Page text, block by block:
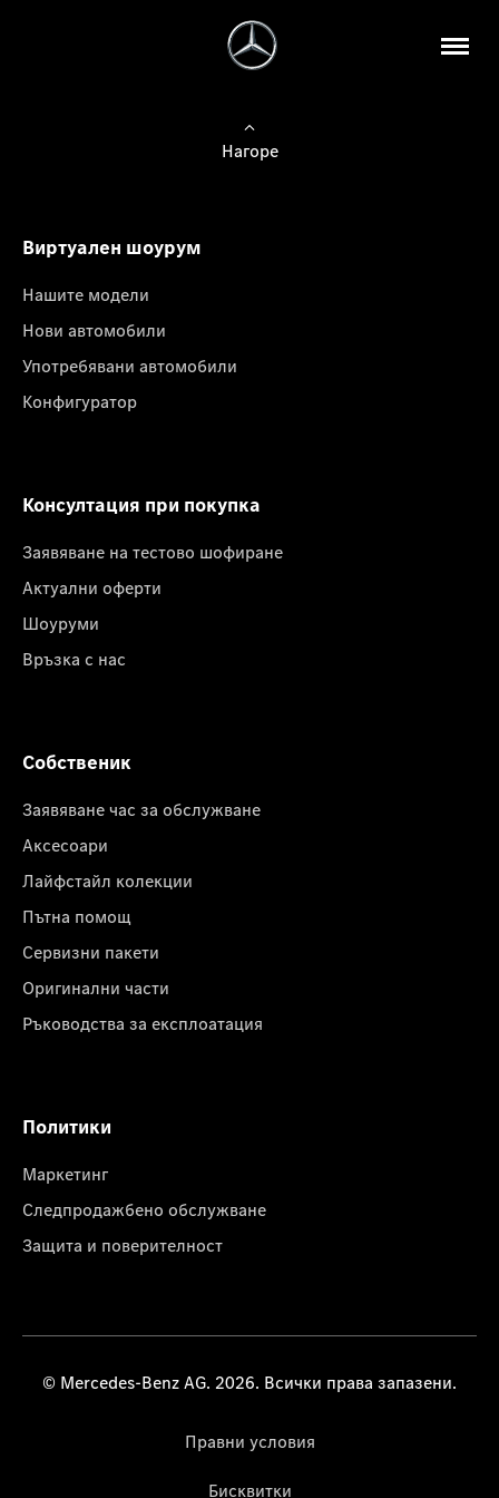
Нагоре
Виртуален шоурум
Нашите модели
Нови автомобили
Употребявани автомобили
Конфигуратор
Консултация при покупка
Заявяване на тестово шофиране
Актуални оферти
Шоуруми
Връзка с нас
Собственик
Заявяване час за обслужване
Аксесоари
Лайфстайл колекции
Пътна помощ
Сервизни пакети
Оригинални части
Ръководства за експлоатация
Политики
Маркетинг
Следпродажбено обслужване
Защита и поверителност
© Mercedes-Benz AG. 2026. Всички права запазени.
Правни условия
Бисквитки